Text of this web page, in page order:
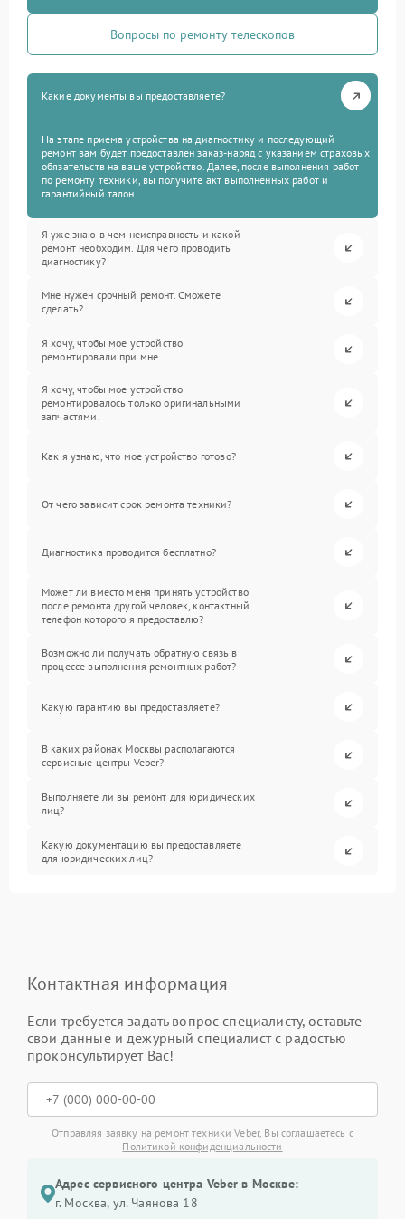
Вопросы по ремонту телескопов
Какие документы вы предоставляете?
На этапе приема устройства на диагностику и последующий
ремонт вам будет предоставлен заказ-наряд с указанием страховых
обязательств на ваше устройство. Далее, после выполнения работ
по ремонту техники, вы получите акт выполненных работ и
гарантийный талон.
Я уже знаю в чем неисправность и какой
ремонт необходим. Для чего проводить
диагностику?
Мне нужен срочный ремонт. Сможете
сделать?
Я хочу, чтобы мое устройство
ремонтировали при мне.
Я хочу, чтобы мое устройство
ремонтировалось только оригинальными
запчастями.
Как я узнаю, что мое устройство готово?
От чего зависит срок ремонта техники?
Диагностика проводится бесплатно?
Может ли вместо меня принять устройство
после ремонта другой человек, контактный
телефон которого я предоставлю?
Возможно ли получать обратную связь в
процессе выполнения ремонтных работ?
Какую гарантию вы предоставляете?
В каких районах Москвы располагаются
сервисные центры Veber?
Выполняете ли вы ремонт для юридических
лиц?
Какую документацию вы предоставляете
для юридических лиц?
Контактная информация
Если требуется задать вопрос специалисту, оставьте
свои данные и дежурный специалист с радостью
проконсультирует Вас!
Отправляя заявку на ремонт техники Veber, Вы соглашаетесь с
Политикой конфиденциальности
Адрес сервисного центра Veber в Москве:
г. Москва, ул. Чаянова 18